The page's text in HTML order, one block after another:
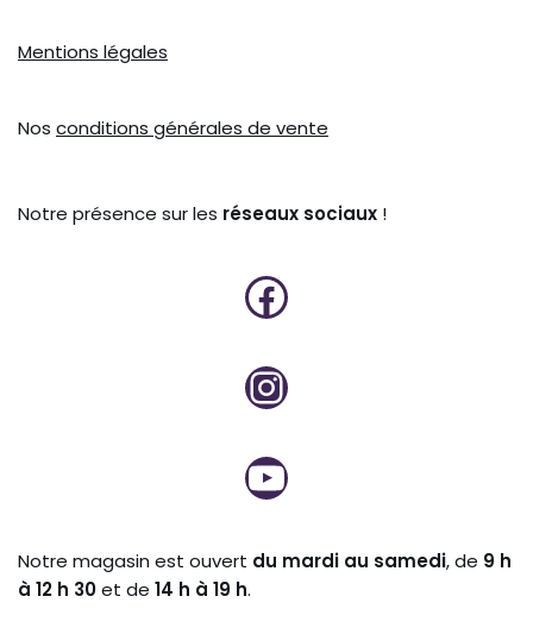
Mentions légales
Nos conditions générales de vente
Notre présence sur les réseaux sociaux !
Notre magasin est ouvert du mardi au samedi, de 9 h
à 12 h 30et de 14 h à 19 h.